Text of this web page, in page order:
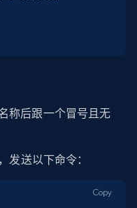
称后跟一个冒号且无
发送以下命令：
Copy